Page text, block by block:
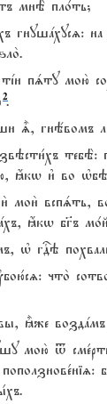
мнЁ пло1ть;
гнушaхусz:
тjи пsту мою2
2.
|, гнёвомъ
тебЁ:
ћкw и3 во
мои2 вспsть,
ћкw бг7ъ мо1й
њ гDэ
что2
±же воздaмъ
мою2 t